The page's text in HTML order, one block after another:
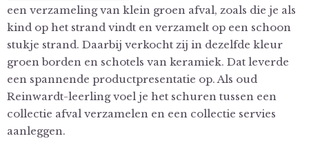
een verzameling van klein groen afval, zoals die je als
kind op het strand vindt en verzamelt op een schoon
stukje strand. Daarbij verkocht zij in dezelfde kleur
groen borden en schotels van keramiek. Dat leverde
een spannende productpresentatie op. Als oud
Reinwardt-leerling voel je het schuren tussen een
collectie afval verzamelen en een collectie servies
aanleggen.